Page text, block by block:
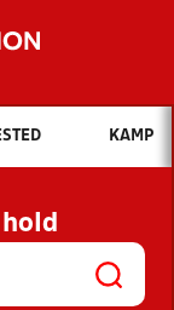
du søge efter?
NYHEDER
OG
KAMP